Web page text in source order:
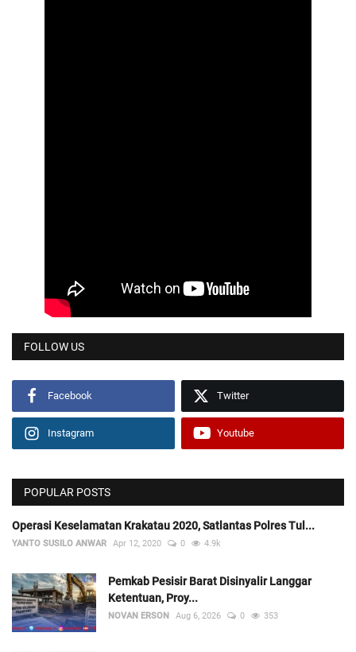
FOLLOW US
Facebook Twitter
Instagram Youtube
POPULAR POSTS
Operasi Keselamatan Krakatau 2020, Satlantas Polres Tul...
YANTO SUSILO ANWAR Apr 12, 2020 0 4.9k
Pemkab Pesisir Barat Disinyalir Langgar
Ketentuan, Proy...
NOVAN ERSON Aug 6, 2026 0 353